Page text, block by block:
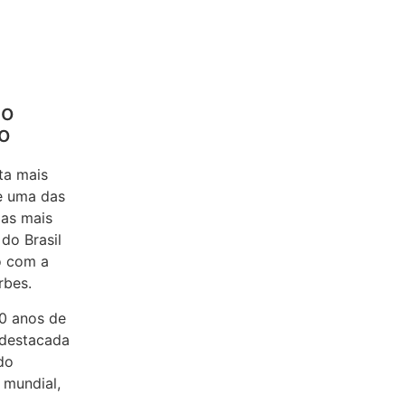
mais
uma das
mais
Brasil
com a
anos de